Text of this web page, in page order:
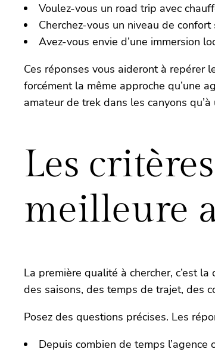
Voulez-vous un road trip avec
Cherchez-vous un niveau de
Avez-vous envie d’une immersion
Ces réponses vous aideront à repérer
forcément la même approche qu’une
amateur de trek dans les canyons
Les
meilleure
La première qualité à chercher, c’est
des saisons, des temps de trajet, des
Posez des questions précises. Les
Depuis combien de temps